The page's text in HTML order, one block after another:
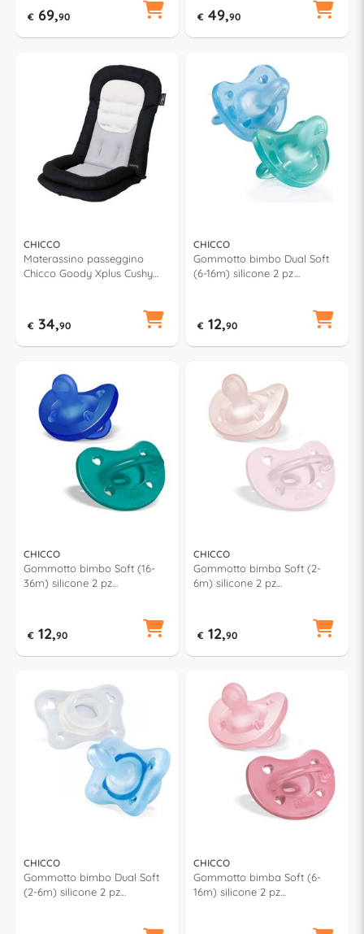
€ 69,90 € 49,90
CHICCO
Materassino passeggino
Chicco Goody Xplus Cushy
€ 34,90
CHICCO
Gommotto bimbo Dual Soft
(6-16m) silicone 2 pz
€ 12,90
CHICCO
Gommotto bimbo Soft (16-
36m) silicone 2 pz
€ 12,90
CHICCO
Gommotto bimba Soft (2-
6m) silicone 2 pz
€ 12,90
CHICCO
Gommotto bimbo Dual Soft
(2-6m) silicone 2 pz
CHICCO
Gommotto bimba Soft (6-
16m) silicone 2 pz